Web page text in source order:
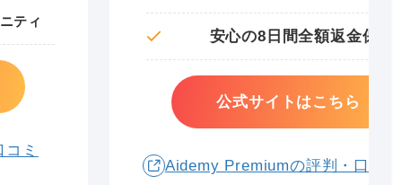
ティ
ミ
安心の8日間全額返金保証
公式サイトはこちら
Aidemy Premiumの評判・口コミ